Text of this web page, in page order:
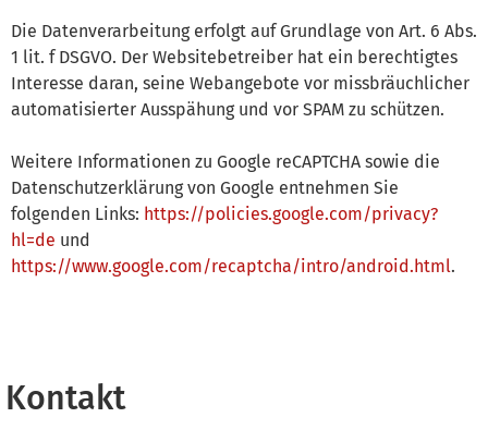
Die Datenverarbeitung erfolgt auf Grundlage von Art. 6 Abs.
1 lit. f DSGVO. Der Websitebetreiber hat ein berechtigtes
Interesse daran, seine Webangebote vor missbräuchlicher
automatisierter Ausspähung und vor SPAM zu schützen.
Weitere Informationen zu Google reCAPTCHA sowie die
Datenschutzerklärung von Google entnehmen Sie
folgenden Links: https://policies.google.com/privacy?
hl=de und
https://www.google.com/recaptcha/intro/android.html.
Kontakt